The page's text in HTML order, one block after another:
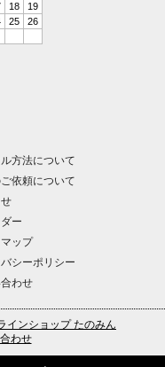
18
19
25
26
方法について
依頼について
ー
ップ
シーポリシー
わせ
インショップ たのみん
わせ